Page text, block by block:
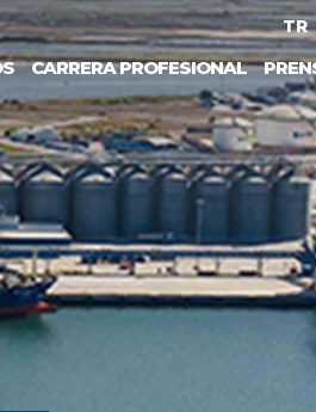
TR
CARRERA PROFESIONAL